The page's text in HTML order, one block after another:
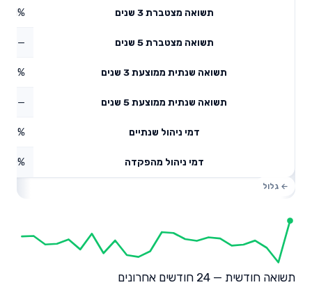
תשואה מצטברת 3 שנים
תשואה מצטברת 5 שנים —
תשואה שנתית ממוצעת 3 שנים
תשואה שנתית ממוצעת 5 שנים —
דמי ניהול שנתיים 0.6%
דמי ניהול מהפקדה 0%
תשואה חודשית — 24 חודשים אחרונים